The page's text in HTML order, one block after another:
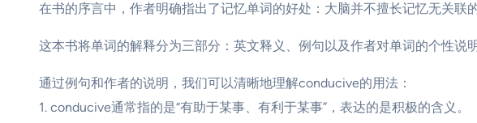
在书的序言中，作者明确指出了记忆单词的好处：大脑并不擅长记忆无关联
这本书将单词的解释分为三部分：英文释义、例句以及作者对单词的个性说
通过例句和作者的说明，我们可以清晰地理解conducive的用法：
1. conducive通常指的是“有助于某事、有利于某事”，表达的是积极的含义。